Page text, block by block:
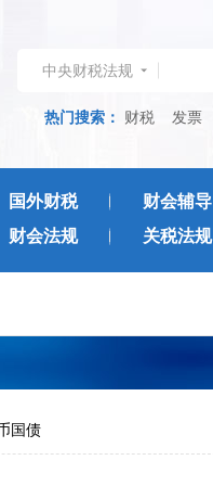
中央财税法规
热门搜索： 财税 发票
国外财税 财会辅导
财会法规 关税法规
国债